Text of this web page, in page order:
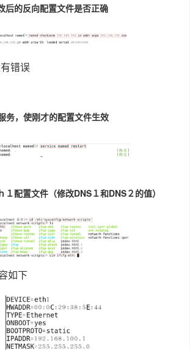
主域名服务器的IP地址（１９２.１６
）
从属域名服务器的IP地址（１９２.１
络服务，使刚才的修改生效